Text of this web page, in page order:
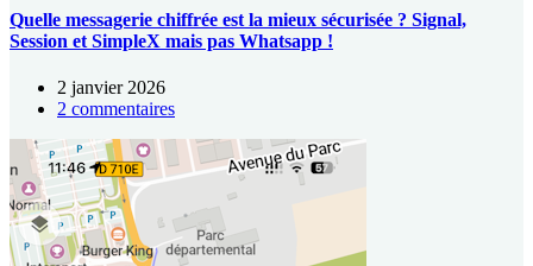
Quelle messagerie chiffrée est la mieux sécurisée ? Signal,
Session et SimpleX mais pas Whatsapp !
2 janvier 2026
2 commentaires